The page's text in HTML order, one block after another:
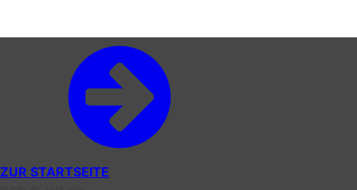
ZUR STARTSEITE